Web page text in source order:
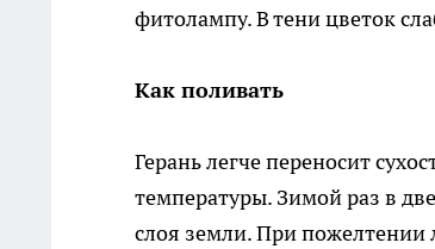
фитолампу. В тени цветок
Как поливать
Герань легче переносит
температуры. Зимой раз в
слоя земли. При пожелтении